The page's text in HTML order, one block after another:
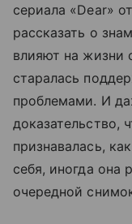
сериала «Dear»
рассказать о
влияют на жизни
старалась
проблемами. И
доказательство,
признавалась,
себя, иногда она
очередной